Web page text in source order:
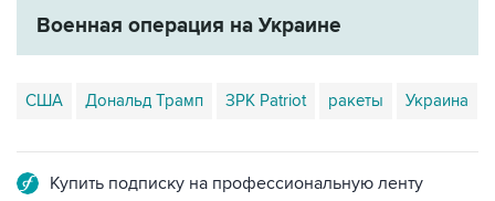
Военная операция на Украине
США Дональд Трамп ЗРК Patriot ракеты Украина
Купить подписку на профессиональную ленту